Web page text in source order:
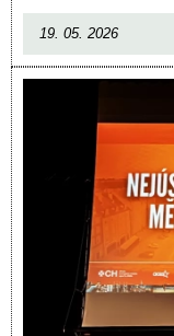
19. 05. 2026